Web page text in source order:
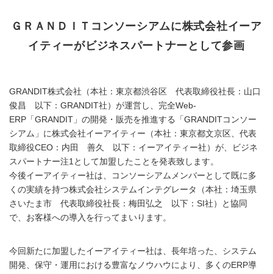
ＧＲＡＮＤＩＴコンソーシアムに株式会社イーア
イティーがビジネスパートナーとして参画
GRANDIT株式会社（本社：東京都渋谷区 代表取締役社長：山口
俊昌 以下：GRANDIT社）が運営し、完全Web-
ERP「GRANDIT」の開発・販売を推進する「GRANDITコンソー
シアム」に株式会社イーアイティー（本社：東京都文京区、代表
取締役CEO：内田 善久 以下：イーアイティー社）が、ビジネ
スパートナー注1として加盟したことを発表致します。
今後イーアイティー社は、コンソーシアムメンバーとして既に多
くの実績を持つ株式会社システムインテグレータ（本社：埼玉県
さいたま市 代表取締役社長：梅田弘之 以下：SI社）と協同
で、お客様への導入を行ってまいります。
今回新たに加盟したイーアイティー社は、長年培った、システム
開発、保守・運用における豊富なノウハウにより、多くのERP導